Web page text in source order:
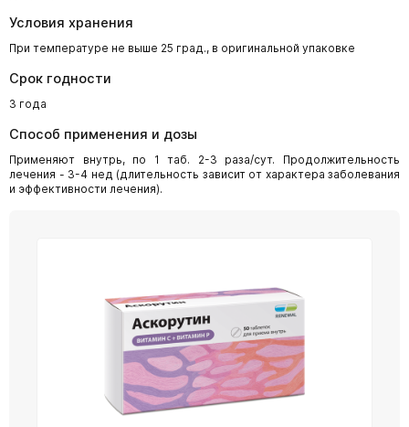
Условия хранения
При температуре не выше 25 град., в оригинальной упаковке
Срок годности
3 года
Способ применения и дозы
Применяют внутрь, по 1 таб. 2-3 раза/сут. Продолжительность
лечения - 3-4 нед (длительность зависит от характера заболевания
и эффективности лечения).